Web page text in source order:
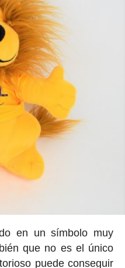
en un símbolo muy
que no es el único
puede conseguir